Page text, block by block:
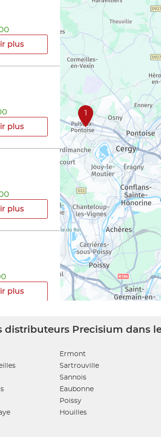
plus
plus
plus
plus
1
distributeurs Precisium dans
Ermont
Sartrouville
Sannois
Eaubonne
Poissy
Houilles